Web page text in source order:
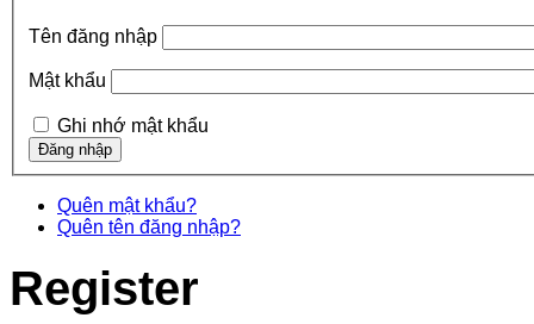
Tên đăng nhập
Mật khẩu
Ghi nhớ mật khẩu
Quên mật khẩu?
Quên tên đăng nhập?
Register